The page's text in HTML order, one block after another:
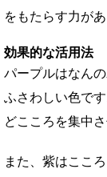
をもたらす力があ
効果的な活用法
パープルはなん
ふさわしい色で
どこころを集中
また、紫はここ